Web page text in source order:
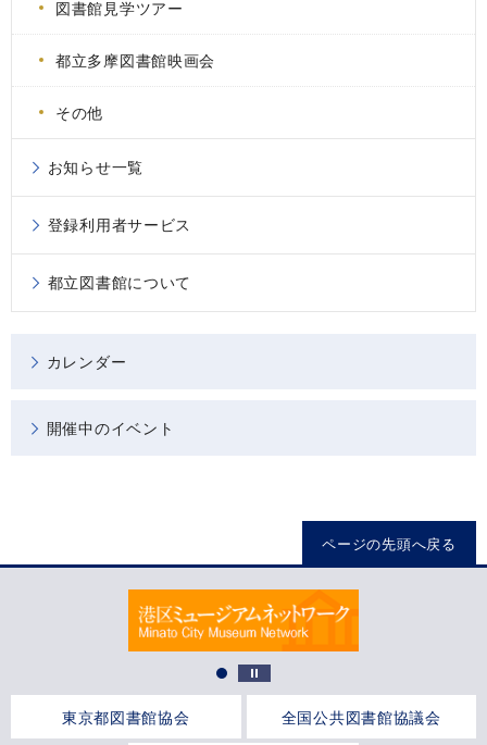
図書館見学ツアー
都立多摩図書館映画会
その他
お知らせ一覧
登録利用者サービス
都立図書館について
カレンダー
開催中のイベント
ページの先頭へ戻る
東京都図書館協会 全国公共図書館協議会